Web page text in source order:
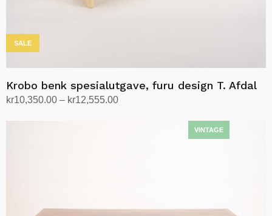
SALE
Krobo benk spesialutgave, furu design T. Afdal
kr10,350.00 – kr12,555.00Prisområde:
Dette